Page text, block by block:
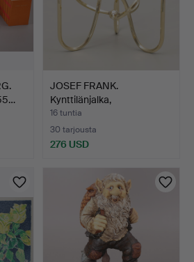
JOSEF FRANK.
Kynttilänjalka,
"Vänskapsknut…
16 tuntia
30 tarjousta
276 USD